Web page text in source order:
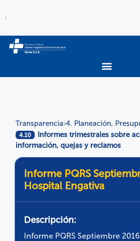
Transparencia›4. Planeación,
4.10
Informes trimestrales sobre
información, quejas y reclamos
Informe PQRS
Hospital Engativa
Descripción:
Informe PQRS Septiembre